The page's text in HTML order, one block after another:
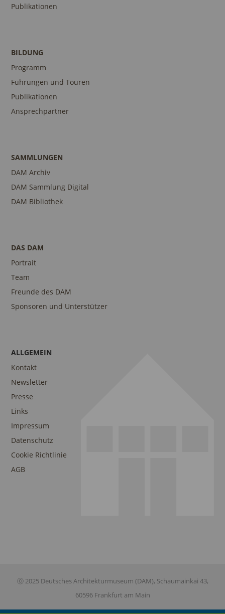
Publikationen
BILDUNG
Programm
Führungen und Touren
Publikationen
Ansprechpartner
SAMMLUNGEN
DAM Archiv
DAM Sammlung Digital
DAM Bibliothek
DAS DAM
Portrait
Team
Freunde des DAM
Sponsoren und Unterstützer
ALLGEMEIN
Kontakt
Newsletter
Presse
Links
Impressum
Datenschutz
Cookie Richtlinie
AGB
ⓒ 2025 Deutsches Architekturmuseum (DAM), Schaumainkai 43,
60596 Frankfurt am Main